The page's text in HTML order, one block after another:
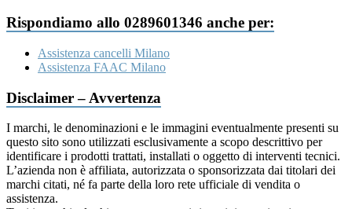
Rispondiamo allo 0289601346 anche per:
Assistenza cancelli Milano
Assistenza FAAC Milano
Disclaimer – Avvertenza
I marchi, le denominazioni e le immagini eventualmente presenti su
questo sito sono utilizzati esclusivamente a scopo descrittivo per
identificare i prodotti trattati, installati o oggetto di interventi tecnici.
L’azienda non è affiliata, autorizzata o sponsorizzata dai titolari dei
marchi citati, né fa parte della loro rete ufficiale di vendita o
assistenza.